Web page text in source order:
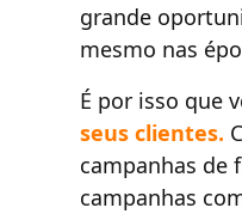
grande
mesmo nas
É por isso que
seus clientes.
campanhas de
campanhas